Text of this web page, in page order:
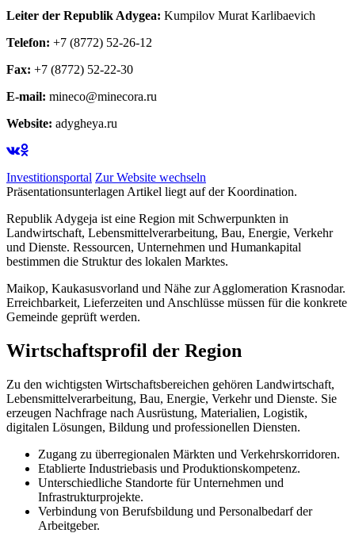
Leiter der Republik Adygea: Kumpilov Murat Karlibaevich
Telefon: +7 (8772) 52-26-12
Fax: +7 (8772) 52-22-30
E-mail: mineco@minecora.ru
Website: adygheya.ru
Investitionsportal Zur Website wechseln
Präsentationsunterlagen Artikel liegt auf der Koordination.
Republik Adygeja ist eine Region mit Schwerpunkten in
Landwirtschaft, Lebensmittelverarbeitung, Bau, Energie, Verkehr
und Dienste. Ressourcen, Unternehmen und Humankapital
bestimmen die Struktur des lokalen Marktes.
Maikop, Kaukasusvorland und Nähe zur Agglomeration Krasnodar.
Erreichbarkeit, Lieferzeiten und Anschlüsse müssen für die konkrete
Gemeinde geprüft werden.
Wirtschaftsprofil der Region
Zu den wichtigsten Wirtschaftsbereichen gehören Landwirtschaft,
Lebensmittelverarbeitung, Bau, Energie, Verkehr und Dienste. Sie
erzeugen Nachfrage nach Ausrüstung, Materialien, Logistik,
digitalen Lösungen, Bildung und professionellen Diensten.
Zugang zu überregionalen Märkten und Verkehrskorridoren.
Etablierte Industriebasis und Produktionskompetenz.
Unterschiedliche Standorte für Unternehmen und
Infrastrukturprojekte.
Verbindung von Berufsbildung und Personalbedarf der
Arbeitgeber.